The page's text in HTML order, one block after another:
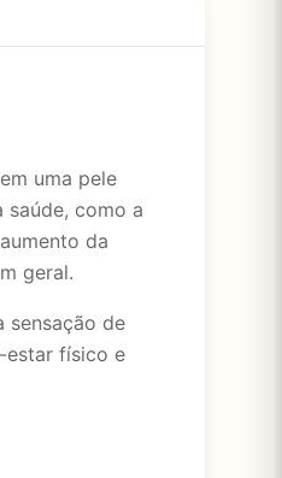
uma pele
como a
da
geral.
sensação de
estar físico e